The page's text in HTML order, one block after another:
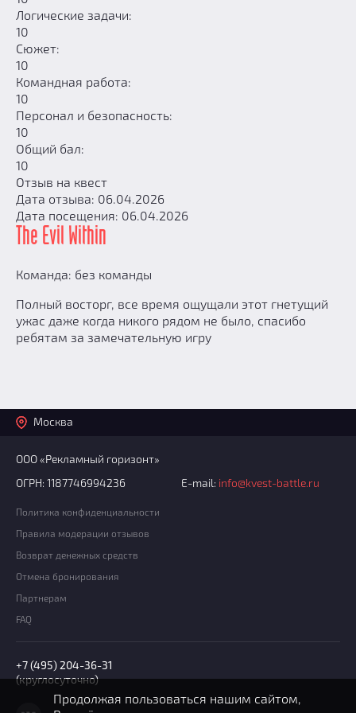
Логические задачи:
10
Сюжет:
10
Командная работа:
10
Персонал и безопасность:
10
Общий бал:
10
Отзыв на квест
Дата отзыва: 06.04.2026
Дата посещения: 06.04.2026
The Evil Within
Команда: без команды
Полный восторг, все время ощущали этот гнетущий
ужас даже когда никого рядом не было, спасибо
ребятам за замечательную игру
Москва
ООО «Рекламный горизонт»
ОГРН: 1187746994236
E-mail: info@kvest-battle.ru
Политика конфиденциальности
Правила модерации отзывов
Возврат денежных средств
Отмена бронирования
Партнерам
FAQ
+7 (495) 204-36-31
(круглосуточно)
Продолжая пользоваться нашим сайтом,